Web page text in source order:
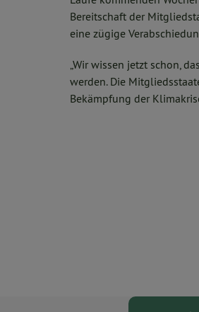
Bereitschaft der
eine zügige
„Wir wissen jetzt schon,
werden. Die
Bekämpfung der